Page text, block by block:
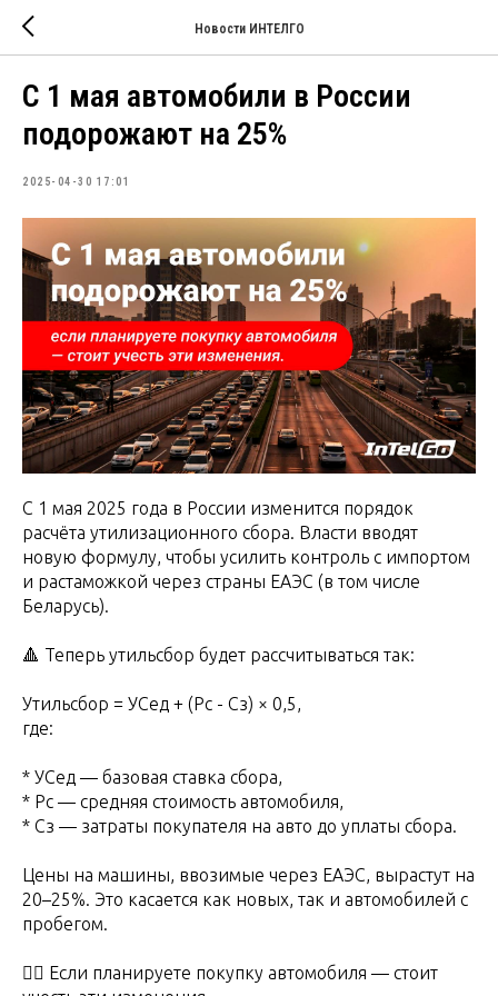
Новости ИНТЕЛГО
С 1 мая автомобили в России
подорожают на 25%
2025-04-30 17:01
С 1 мая 2025 года в России изменится порядок
расчёта утилизационного сбора. Власти вводят
новую формулу, чтобы усилить контроль с импортом
и растаможкой через страны ЕАЭС (в том числе
Беларусь).
🔺 Теперь утильсбор будет рассчитываться так:
Утильсбор = УСед + (Рс - Сз) × 0,5,
где:
* УСед — базовая ставка сбора,
* Рс — средняя стоимость автомобиля,
* Сз — затраты покупателя на авто до уплаты сбора.
Цены на машины, ввозимые через ЕАЭС, вырастут на
20–25%. Это касается как новых, так и автомобилей с
пробегом.
👉🏻 Если планируете покупку автомобиля — стоит